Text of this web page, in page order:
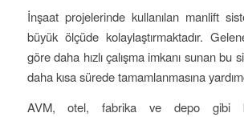
İnşaat projelerinde kullanılan manlift
büyük ölçüde kolaylaştırmaktadır.
göre daha hızlı çalışma imkanı sunan bu
daha kısa sürede tamamlanmasına
AVM, otel, fabrika ve depo gibi